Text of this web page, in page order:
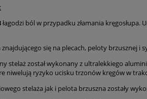
łagodzi ból w przypadku złamania
znajdującego się na plecach, peloty brzusznej
stelaż został wykonany z ultralekkiego
niwelują ryzyko ucisku trzonów kręgów w
stelaża jak i pelota brzuszna zostały